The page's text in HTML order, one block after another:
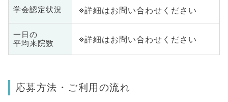
学会認定状況 ※詳細はお問い合わせください
一日の
平均来院数
※詳細はお問い合わせください
応募方法・ご利用の流れ